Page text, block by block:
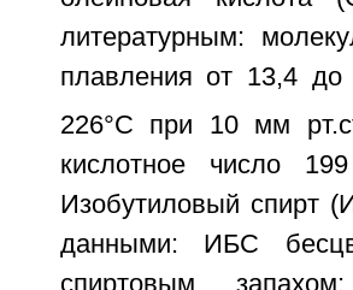
литературным:
плавления от 13,4 до
226°С при 10 мм
кислотное число
Изобутиловый спирт
данными: ИБС
спиртовым